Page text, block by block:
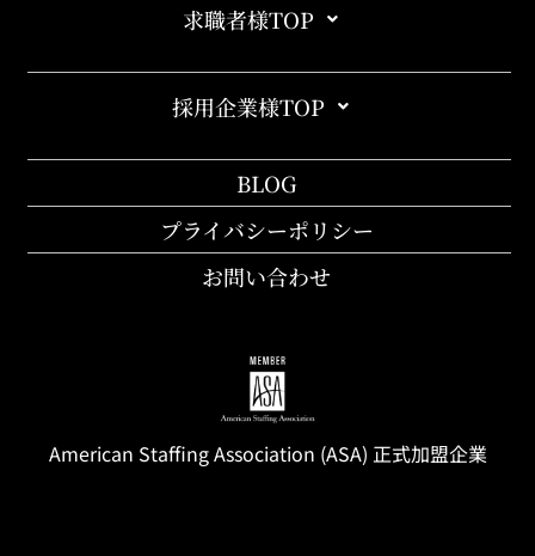
求職者様TOP
採用企業様TOP
BLOG
プライバシーポリシー
お問い合わせ
American StaffingAssociation (ASA) 正式加盟企業